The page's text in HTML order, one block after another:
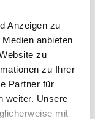
Anzeigen zu
anbieten
zu
zu Ihrer
Partner für
weiter. Unsere
mit